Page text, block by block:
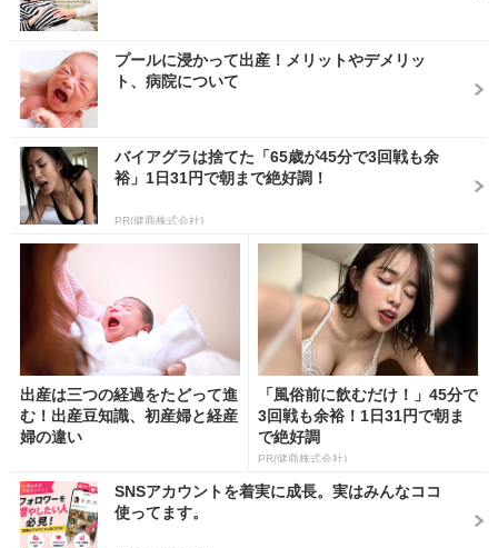
プールに浸かって出産！メリットやデメリッ
ト、病院について
バイアグラは捨てた「65歳が45分で3回戦も余
裕」1日31円で朝まで絶好調！
PR(健商株式会社)
出産は三つの経過をたどって進
む！出産豆知識、初産婦と経産
婦の違い
「風俗前に飲むだけ！」45分で
3回戦も余裕！1日31円で朝ま
で絶好調
PR(健商株式会社)
SNSアカウントを着実に成長。実はみんなココ
使ってます。